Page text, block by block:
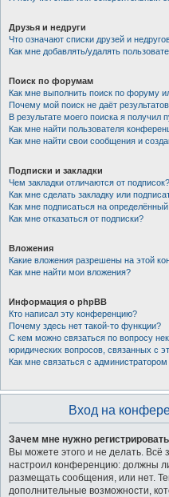
Друзья и недруги
Что означают списки друзей и
Как мне добавлять/удалять
Поиск по форумам
Как мне выполнить поиск по форуму
Почему мой поиск не даёт
В результате моего поиска я получил
Как мне найти пользователя
Как мне найти свои сообщения и
Подписки и закладки
Чем закладки отличаются от подписок?
Как мне сделать закладку или
Как мне подписаться на
Как мне отказаться от подписки?
Вложения
Какие вложения разрешены на этой
Как мне найти мои вложения?
Информация о phpBB
Кто написал эту конференцию?
Почему здесь нет такой-то функции?
С кем можно связаться по вопросу
юридических вопросов, связанных с
Как мне связаться с
Вход на
Зачем мне нужно
Вы можете этого и не делать. Всё
настроил конференцию: должны
размещать сообщения, или нет.
дополнительные возможности,